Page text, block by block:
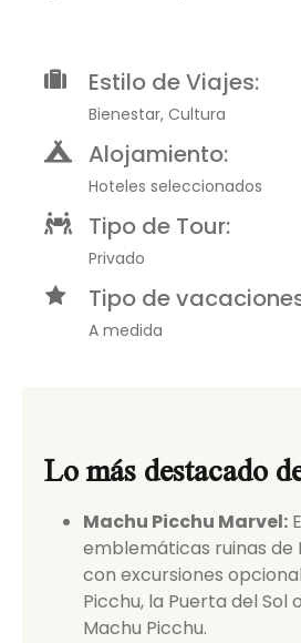
Estilo de Viajes:
Bienestar, Cultura
Alojamiento:
Hoteles seleccionados
Tipo de Tour:
Privado
Tipo de
A medida
Lo más destacado
Machu Picchu Marvel:
emblemáticas ruinas de
con excursiones
Picchu, la Puerta del Sol
Machu Picchu.